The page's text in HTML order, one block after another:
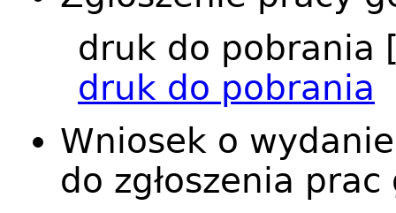
druk do pobrania
druk do pobrania
Wniosek o
do zgłoszenia